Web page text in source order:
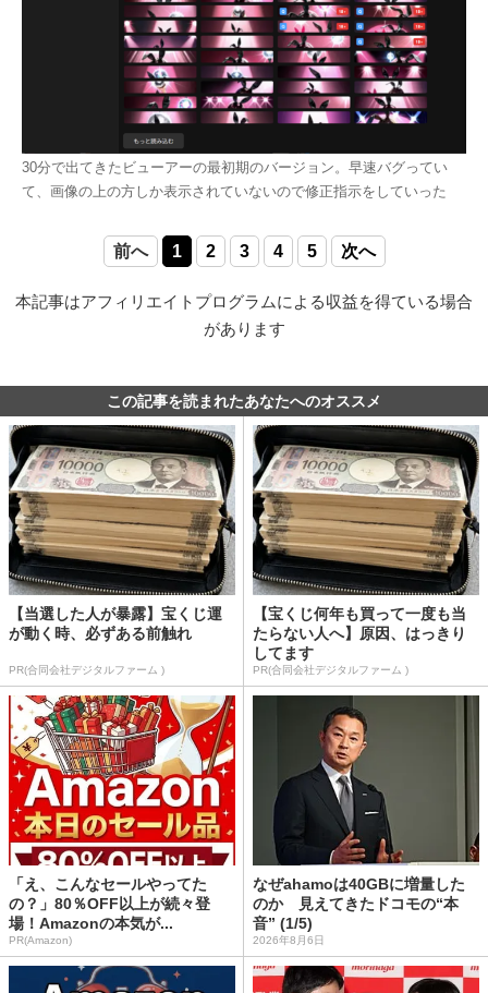
30分で出てきたビューアーの最初期のバージョン。早速バグってい
て、画像の上の方しか表示されていないので修正指示をしていった
前へ 1 2 3 4 5 次へ
本記事はアフィリエイトプログラムによる収益を得ている場合
があります
この記事を読まれたあなたへのオススメ
【当選した人が暴露】宝くじ運
が動く時、必ずある前触れ
PR(合同会社デジタルファーム )
【宝くじ何年も買って一度も当
たらない人へ】原因、はっきり
してます
PR(合同会社デジタルファーム )
「え、こんなセールやってた
の？」80％OFF以上が続々登
場！Amazonの本気が...
PR(Amazon)
なぜahamoは40GBに増量した
のか 見えてきたドコモの“本
音” (1/5)
2026年8月6日